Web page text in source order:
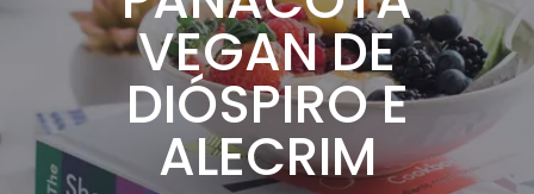
VEGAN DE
DIÓSPIRO E
ALECRIM